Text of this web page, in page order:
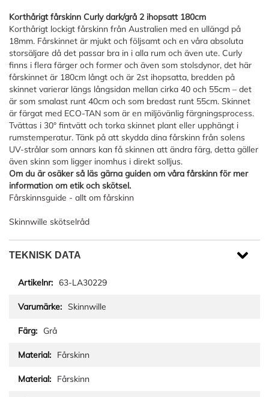
Korthårigt fårskinn Curly dark/grå 2 ihopsatt 180cm
Korthårigt lockigt fårskinn från Australien med en ullängd på
18mm. Fårskinnet är mjukt och följsamt och en våra absoluta
storsäljare då det passar bra in i alla rum och även ute. Curly
finns i flera färger och former och även som stolsdynor, det här
fårskinnet är 180cm långt och är 2st ihopsatta, bredden på
skinnet varierar längs långsidan mellan cirka 40 och 55cm – det
är som smalast runt 40cm och som bredast runt 55cm. Skinnet
är färgat med ECO-TAN som är en miljövänlig färgningsprocess.
Tvättas i 30° fintvätt och torka skinnet plant eller upphängt i
rumstemperatur. Tänk på att skydda dina fårskinn från solens
UV-strålar som annars kan få skinnen att ändra färg, detta gäller
även skinn som ligger inomhus i direkt solljus.
Om du är osäker så läs gärna guiden om våra fårskinn för mer
information om etik och skötsel.
Fårskinnsguide - allt om fårskinn
Skinnwille skötselråd
TEKNISK DATA
63-LA30229
Skinnwille
Grå
Fårskinn
Fårskinn